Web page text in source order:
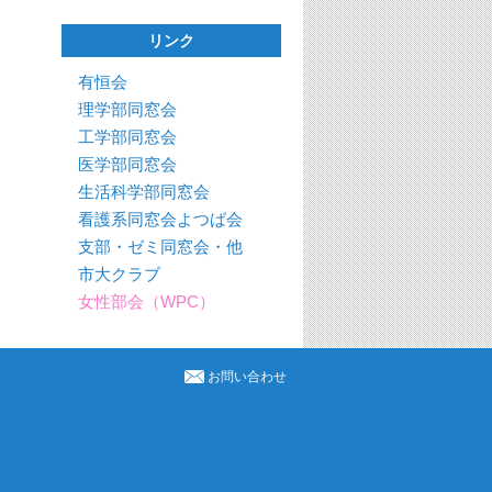
リンク
有恒会
理学部同窓会
工学部同窓会
医学部同窓会
生活科学部同窓会
看護系同窓会よつば会
支部・ゼミ同窓会・他
市大クラブ
女性部会（WPC）
お問い合わせ